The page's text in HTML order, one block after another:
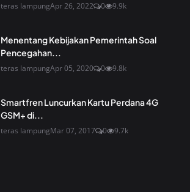
teras lampungApr 26, 2022 0 9.9k
Menentang Kebijakan Pemerintah Soal
Pencegahan...
teras lampungApr 05, 2020 0 9.8k
Smartfren Luncurkan Kartu Perdana 4G
GSM+ di...
teras lampungMar 07, 2017 0 9.7k